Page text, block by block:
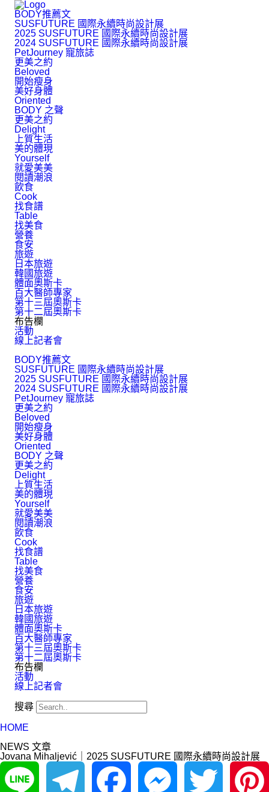
BODY推薦文
SUSFUTURE 國際永續時尚設計展
2025 SUSFUTURE 國際永續時尚設計展
2024 SUSFUTURE 國際永續時尚設計展
PetJourney 寵旅誌
更美之約
Beloved
開始瘦身
美好身體
Oriented
BODY 之聲
更美之約
Delight
上質生活
美的體現
Yourself
就愛美美
閱讀潮浪
飲食
Cook
找食譜
Table
找美食
營養
食安
旅遊
日本旅遊
韓國旅遊
體面奧斯卡
百大醫師專家
第十三屆奧斯卡
第十二屆奧斯卡
布告欄
活動
線上記者會
BODY推薦文
SUSFUTURE 國際永續時尚設計展
2025 SUSFUTURE 國際永續時尚設計展
2024 SUSFUTURE 國際永續時尚設計展
PetJourney 寵旅誌
更美之約
Beloved
開始瘦身
美好身體
Oriented
BODY 之聲
更美之約
Delight
上質生活
美的體現
Yourself
就愛美美
閱讀潮浪
飲食
Cook
找食譜
Table
找美食
營養
食安
旅遊
日本旅遊
韓國旅遊
體面奧斯卡
百大醫師專家
第十三屆奧斯卡
第十二屆奧斯卡
布告欄
活動
線上記者會
搜尋
HOME
NEWS 文章
Jovana Mihaljević｜2025 SUSFUTURE 國際永續時尚設計展